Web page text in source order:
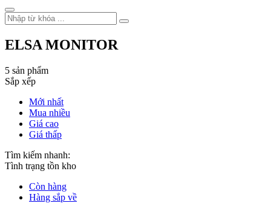
ELSA MONITOR
5 sản phẩm
Sắp xếp
Mới nhất
Mua nhiều
Giá cao
Giá thấp
Tìm kiếm nhanh:
Tình trạng tồn kho
Còn hàng
Hàng sắp về